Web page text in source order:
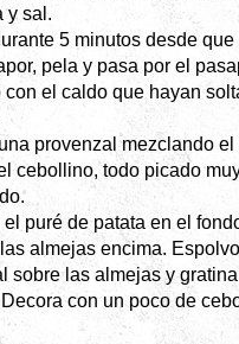
y sal.
5 minutos desde que
pela y pasa por el
con el caldo que hayan
provenzal mezclando el
cebollino, todo picado
el puré de patata en el
almejas encima.
sobre las almejas y
con un poco de